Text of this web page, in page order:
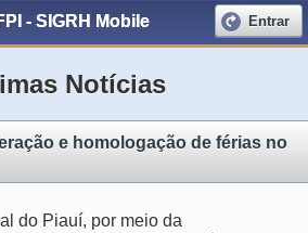
- SIGRH Mobile Entrar
Notícias
e homologação de férias no
do Piauí, por meio da